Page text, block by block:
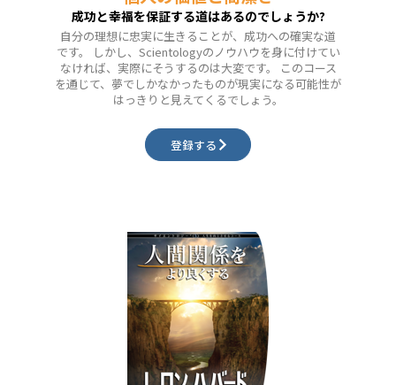
成功と幸福を保証する道はあるのでしょうか?
自分の理想に忠実に生きることが、成功への確実な道
です。 しかし、Scientologyのノウハウを身に付けてい
なければ、実際にそうするのは大変です。 このコース
を通じて、夢でしかなかったものが現実になる可能性が
はっきりと見えてくるでしょう。
登録する